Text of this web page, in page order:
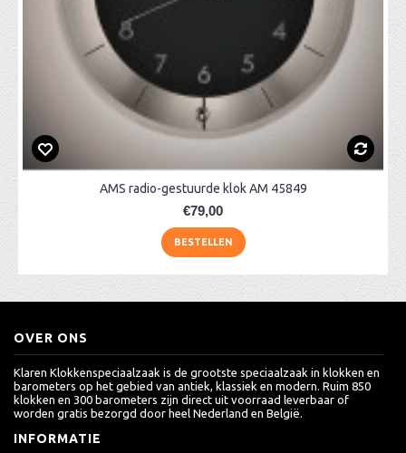
AMS radio-gestuurde klok AM 45849
€79,00
BESTELLEN
OVER ONS
Klaren Klokkenspeciaalzaak is de grootste speciaalzaak in klokken en
barometers op het gebied van antiek, klassiek en modern. Ruim 850
klokken en 300 barometers zijn direct uit voorraad leverbaar of
worden gratis bezorgd door heel Nederland en België.
INFORMATIE